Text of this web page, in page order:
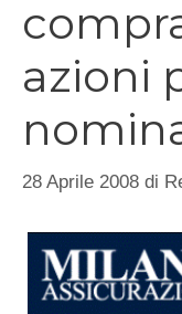
azioni
28 Aprile 2008 di